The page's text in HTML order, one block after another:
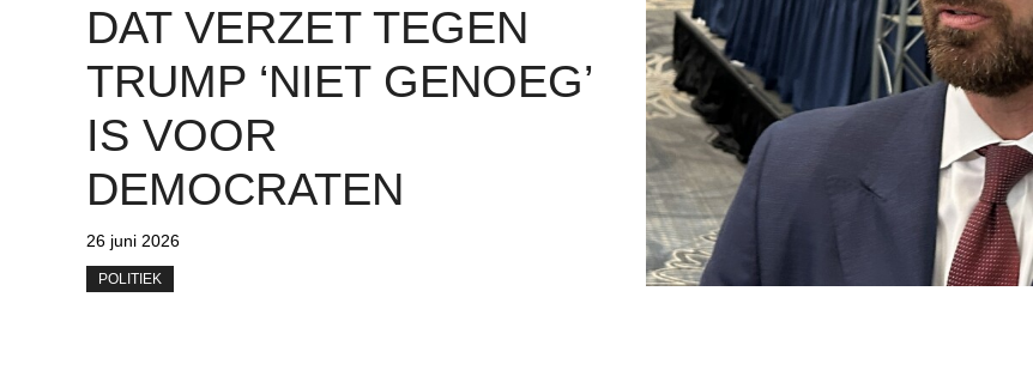
DAT VERZET TEGEN
TRUMP ‘NIET GENOEG’
IS VOOR
DEMOCRATEN
26 juni 2026
POLITIEK